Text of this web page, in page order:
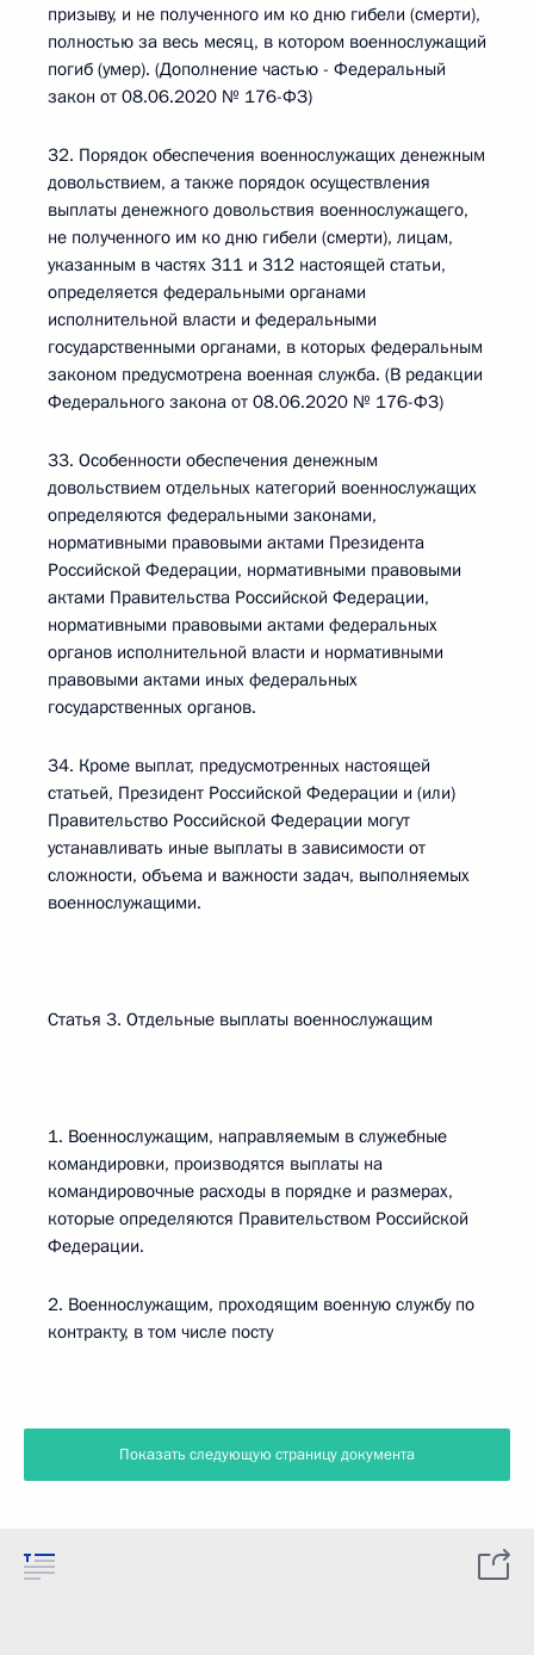
призыву, и не полученного им ко дню гибели (смерти),
полностью за весь месяц, в котором военнослужащий
погиб (умер). (Дополнение частью - Федеральный
закон от 08.06.2020 № 176-ФЗ)
32. Порядок обеспечения военнослужащих денежным
довольствием, а также порядок осуществления
выплаты денежного довольствия военнослужащего,
не полученного им ко дню гибели (смерти), лицам,
указанным в частях 311 и 312 настоящей статьи,
определяется федеральными органами
исполнительной власти и федеральными
государственными органами, в которых федеральным
законом предусмотрена военная служба. (В редакции
Федерального закона от 08.06.2020 № 176-ФЗ)
33. Особенности обеспечения денежным
довольствием отдельных категорий военнослужащих
определяются федеральными законами,
нормативными правовыми актами Президента
Российской Федерации, нормативными правовыми
актами Правительства Российской Федерации,
нормативными правовыми актами федеральных
органов исполнительной власти и нормативными
правовыми актами иных федеральных
государственных органов.
34. Кроме выплат, предусмотренных настоящей
статьей, Президент Российской Федерации и (или)
Правительство Российской Федерации могут
устанавливать иные выплаты в зависимости от
сложности, объема и важности задач, выполняемых
военнослужащими.
Статья 3. Отдельные выплаты военнослужащим
1. Военнослужащим, направляемым в служебные
командировки, производятся выплаты на
командировочные расходы в порядке и размерах,
которые определяются Правительством Российской
Федерации.
2. Военнослужащим, проходящим военную службу по
контракту, в том числе посту
Показать следующую страницу документа